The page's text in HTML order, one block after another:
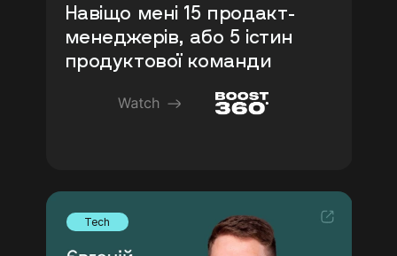
Навіщо мені 15 продакт-
менеджерів, або 5 істин
продуктової команди
Tech